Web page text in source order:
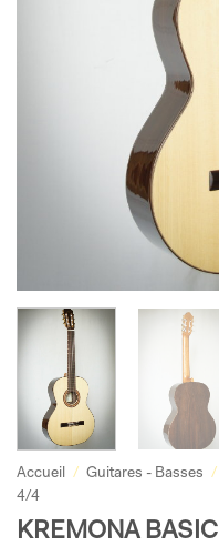
Accueil / Guitares - Basses /
4/4
KREMONA